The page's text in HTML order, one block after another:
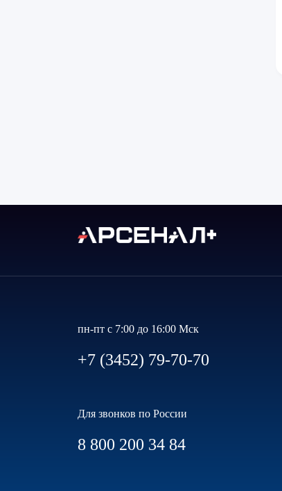
пн-пт с 7:00 до 16:00 Мск
+7 (3452) 79-70-70
Для звонков по России
8 800 200 34 84